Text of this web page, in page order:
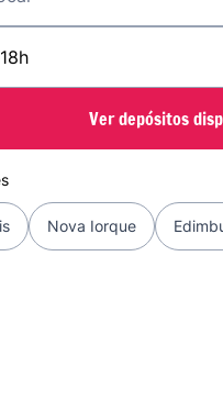
18h
Ver depósitos
Nova Iorque